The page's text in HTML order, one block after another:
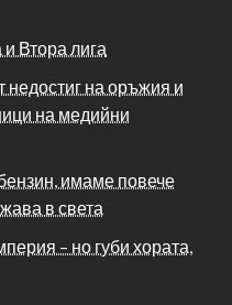
Втора лига
на оръжия и
на медийни
имаме повече
в света
– но губи хората,